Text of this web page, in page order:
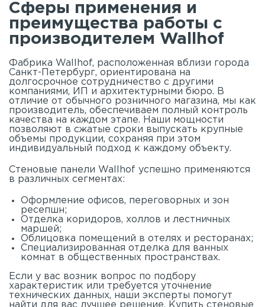
Сферы применения и
преимущества работы с
производителем Wallhof
Фабрика Wallhof, расположенная вблизи города
Санкт-Петербург, ориентирована на
долгосрочное сотрудничество с другими
компаниями, ИП и архитектурными бюро. В
отличие от обычного розничного магазина, мы как
производитель, обеспечиваем полный контроль
качества на каждом этапе. Наши мощности
позволяют в сжатые сроки выпускать крупные
объемы продукции, сохраняя при этом
индивидуальный подход к каждому объекту.
Стеновые панели Wallhof успешно применяются
в различных сегментах:
Оформление офисов, переговорных и зон
ресепшн;
Отделка коридоров, холлов и лестничных
маршей;
Облицовка помещений в отелях и ресторанах;
Специализированная отделка для ванных
комнат в общественных пространствах.
Если у вас возник вопрос по подбору
характеристик или требуется уточнение
технических данных, наши эксперты помогут
найти для вас лучшее решение. Купить стеновые